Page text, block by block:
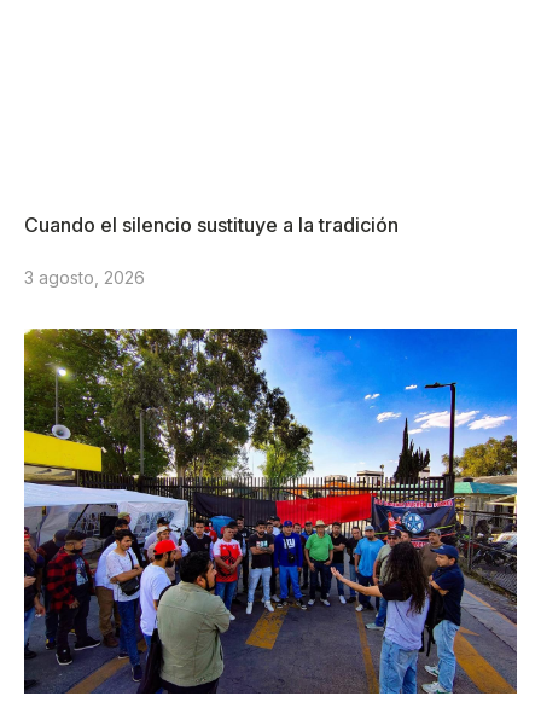
Cuando el silencio sustituye a la tradición
3 agosto, 2026